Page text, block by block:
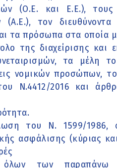
(Ο.Ε. και Ε.Ε.), τους
(Α.Ε.), τον
τα πρόσωπα στα οποία
της διαχείρισης
τα μέλη
νομικών προσώπων,
Ν.4412/2016 και
του Ν. 1599/1986,
ασφάλισης (κύριας
όλων των παραπάνω